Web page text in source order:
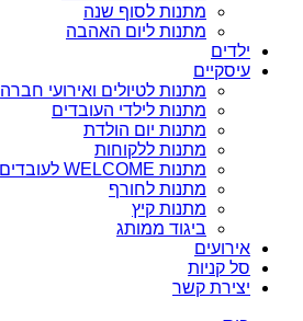
מתנות לסוף שנה
מתנות ליום האהבה
ילדים
עיסקיים
מתנות לטיולים ואירועי חברה
מתנות לילדי העובדים
מתנות יום הולדת
מתנות ללקוחות
מתנות WELCOME לעובדים
מתנות לחורף
מתנות קיץ
ביגוד ממותג
אירועים
סל קניות
יצירת קשר